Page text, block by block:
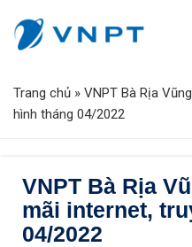
Trang chủ » VNPT Bà Rịa
hình tháng 04/2022
VNPT Bà Rịa
mãi internet,
04/2022